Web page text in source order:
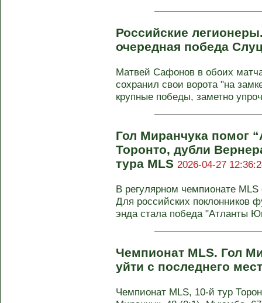
Российские
очередная победа
Матвей Сафонов в обоих
сохранил свои ворота "на
крупные победы, заметно
Гол Миранчука помог
Торонто, дубли
тура MLS 2026-04-27
В регулярном чемпионате
Для российских поклонников
энда стала победа "Атланты
Чемпионат MLS. Гол
уйти с последнего
Чемпионат MLS, 10-й тур